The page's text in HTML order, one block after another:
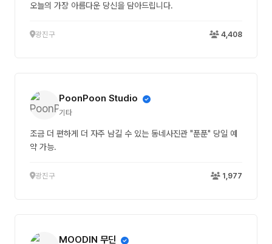
오늘의 가장 아름다운 당신을 담아드립니다.
광진구 4,408
PoonPoon Studio
기타
조금 더 편하게 더 자주 남길 수 있는 동네사진관 "푼푼" 당일 예
약 가능.
광진구 1,977
MOODIN 무딘